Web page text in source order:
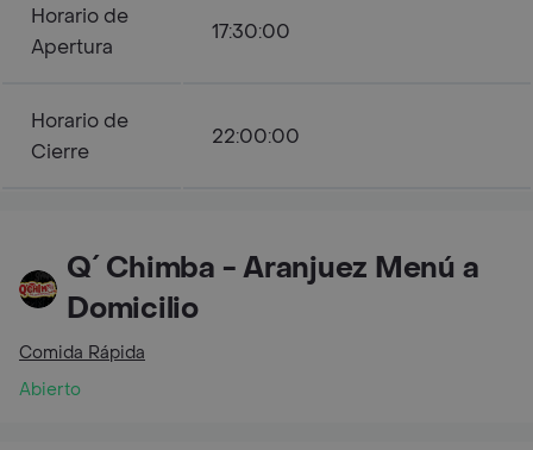
Horario de
Apertura
17:30:00
Horario de
Cierre
22:00:00
Q´ Chimba - Aranjuez Menú a
Domicilio
Comida Rápida
Abierto